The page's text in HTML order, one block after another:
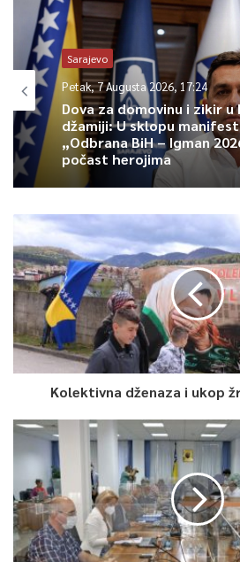
Sarajevo
Petak, 7 Augusta 2026, 17:24
Dova za domovinu i zikir u
džamiji: U sklopu
„Odbrana BiH – Igman
počast herojima
Kolektivna dženaza i ukop